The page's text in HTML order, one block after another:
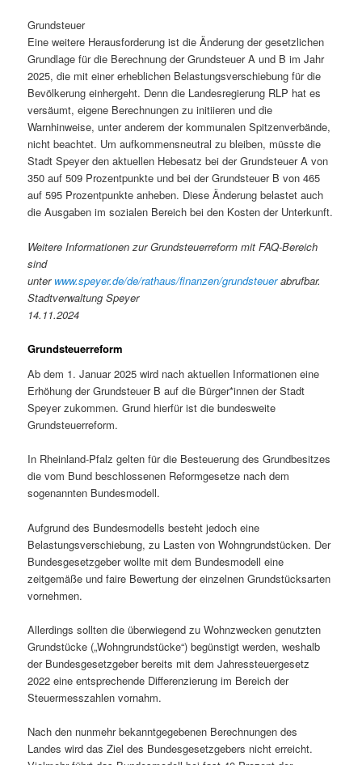
Grundsteuer
Eine weitere Herausforderung ist die Änderung der gesetzlichen
Grundlage für die Berechnung der Grundsteuer A und B im Jahr
2025, die mit einer erheblichen Belastungsverschiebung für die
Bevölkerung einhergeht. Denn die Landesregierung RLP hat es
versäumt, eigene Berechnungen zu initiieren und die
Warnhinweise, unter anderem der kommunalen Spitzenverbände,
nicht beachtet. Um aufkommensneutral zu bleiben, müsste die
Stadt Speyer den aktuellen Hebesatz bei der Grundsteuer A von
350 auf 509 Prozentpunkte und bei der Grundsteuer B von 465
auf 595 Prozentpunkte anheben. Diese Änderung belastet auch
die Ausgaben im sozialen Bereich bei den Kosten der Unterkunft.
Weitere Informationen zur Grundsteuerreform mit FAQ-Bereich
sind
unter www.speyer.de/de/rathaus/finanzen/grundsteuerabrufbar.
Stadtverwaltung Speyer
14.11.2024
Grundsteuerreform
Ab dem 1. Januar 2025 wird nach aktuellen Informationen eine
Erhöhung der Grundsteuer B auf die Bürger*innen der Stadt
Speyer zukommen. Grund hierfür ist die bundesweite
Grundsteuerreform.
In Rheinland-Pfalz gelten für die Besteuerung des Grundbesitzes
die vom Bund beschlossenen Reformgesetze nach dem
sogenannten Bundesmodell.
Aufgrund des Bundesmodells besteht jedoch eine
Belastungsverschiebung, zu Lasten von Wohngrundstücken. Der
Bundesgesetzgeber wollte mit dem Bundesmodell eine
zeitgemäße und faire Bewertung der einzelnen Grundstücksarten
vornehmen.
Allerdings sollten die überwiegend zu Wohnzwecken genutzten
Grundstücke („Wohngrundstücke“) begünstigt werden, weshalb
der Bundesgesetzgeber bereits mit dem Jahressteuergesetz
2022 eine entsprechende Differenzierung im Bereich der
Steuermesszahlen vornahm.
Nach den nunmehr bekanntgegebenen Berechnungen des
Landes wird das Ziel des Bundesgesetzgebers nicht erreicht.